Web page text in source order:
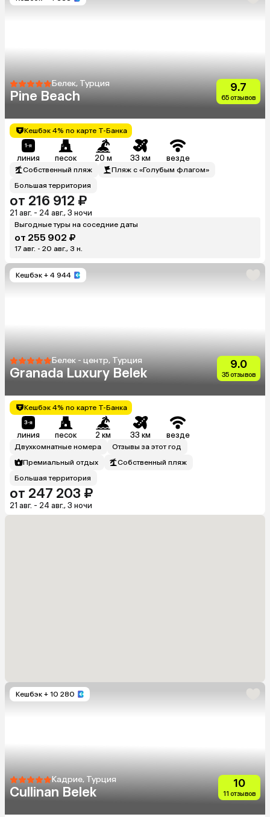
Белек, Турция
Pine Beach
9.7
65 отзывов
Кешбэк 4% по карте Т-Банка
линия песок 20 м 33 км везде
Собственный пляж
Пляж с «Голубым флагом»
Большая территория
от 216 912 ₽
21 авг. - 24 авг., 3 ночи
Выгодные туры на соседние даты
от 255 902 ₽
17 авг. - 20 авг., 3 н.
Кешбэк + 4 944
Белек - центр, Турция
Granada Luxury Belek
9.0
35 отзывов
Кешбэк 4% по карте Т-Банка
линия песок 2 км 33 км везде
Двухкомнатные номера
Отзывы за этот год
Премиальный отдых
Собственный пляж
Большая территория
от 247 203 ₽
21 авг. - 24 авг., 3 ночи
Кешбэк + 10 280
Кадрие, Турция
Cullinan Belek
10
11 отзывов